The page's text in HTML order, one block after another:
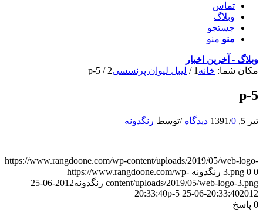
تماس
وبلاگ
جستجو
منو منو
وبلاگ - آخرین اخبار
مکان شما: خانه 1
/ لیبل لیوان پرنسسی2
/
p-5
p-5
تیر 5, 1391 /0 دیدگاه /توسط رنگدونه
https://www.rangdoone.com/wp-content/uploads/2019/05/web-logo-
3.png 0 0 رنگدونه https://www.rangdoone.com/wp-
content/uploads/2019/05/web-logo-3.png رنگدونه
2012-06-25
20:33:402012-06-25 20:33:40
p-5
0 پاسخ